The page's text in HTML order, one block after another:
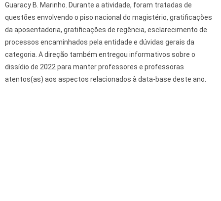
Guaracy B. Marinho. Durante a atividade, foram tratadas de
questões envolvendo o piso nacional do magistério, gratificações
da aposentadoria, gratificações de regência, esclarecimento de
processos encaminhados pela entidade e dúvidas gerais da
categoria. A direção também entregou informativos sobre o
dissídio de 2022 para manter professores e professoras
atentos(as) aos aspectos relacionados à data-base deste ano.